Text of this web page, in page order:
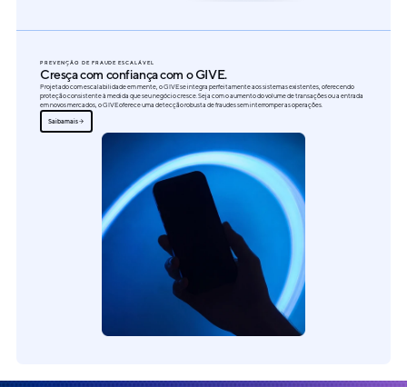
PREVENÇÃO DE FRAUDE ESCALÁVEL
Cresça com confiança com o GIVE.
Projetado com escalabilidade em mente, o GIVE se integra perfeitamente aos sistemas existentes, oferecendo
proteção consistente à medida que seu negócio cresce. Seja com o aumento do volume de transações ou a entrada
em novos mercados, o GIVE oferece uma detecção robusta de fraudes sem interromper as operações.
Saiba mais